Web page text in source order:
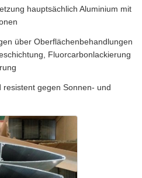
hauptsächlich Aluminium mit
über Oberflächenbehandlungen
Fluorcarbonlackierung
resistent gegen Sonnen- und